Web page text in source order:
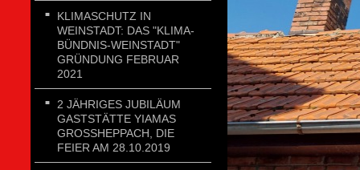
KLIMASCHUTZ IN
WEINSTADT: DAS "KLIMA-
BÜNDNIS-WEINSTADT"
GRÜNDUNG FEBRUAR
2021
2 JÄHRIGES JUBILÄUM
GASTSTÄTTE YIAMAS
GROSSHEPPACH, DIE F
EIER AM 28.10.2019